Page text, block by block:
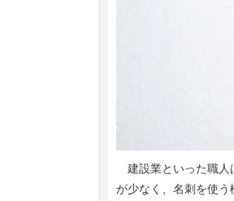
建設業といった職人
が少なく、名刺を使う